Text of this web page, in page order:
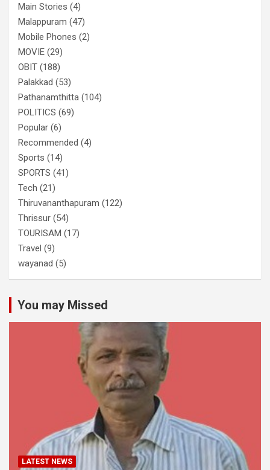
Main Stories (4)
Malappuram (47)
Mobile Phones (2)
MOVIE (29)
OBIT (188)
Palakkad (53)
Pathanamthitta (104)
POLITICS (69)
Popular (6)
Recommended (4)
Sports (14)
SPORTS (41)
Tech (21)
Thiruvananthapuram (122)
Thrissur (54)
TOURISAM (17)
Travel (9)
wayanad (5)
You may Missed
LATEST NEWS